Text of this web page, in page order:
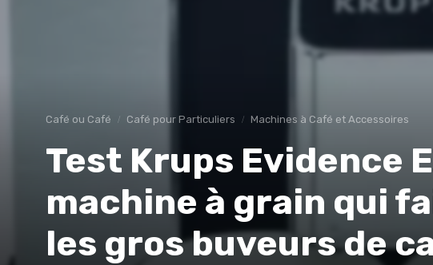
Café ou Café Café pour Particuliers Machines à Café et Accessoires
Test Krups Evidence
machine à grain qui
les gros buveurs de